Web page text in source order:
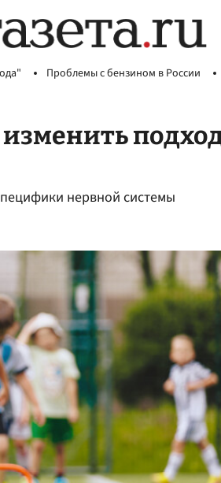
Проблемы с бензином в России
нервной системы